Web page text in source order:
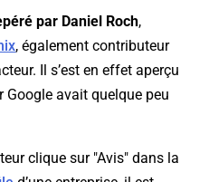
par Daniel Roch,
, également contributeur
Il s’est en effet aperçu
Google avait quelque peu
clique sur "Avis" dans la